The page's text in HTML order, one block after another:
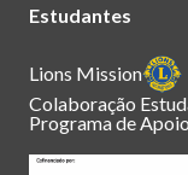
Estudantes
Lions Mission
Colaboração
Programa de